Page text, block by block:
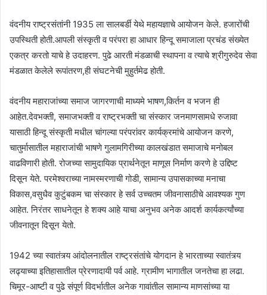
वंदनीय राष्ट्रसंतांनी 1935 ला सालबर्डी येथे महायज्ञाचे आयोजन केले. हजारोंची
उपस्थिती होती.आपली संस्कृती व परंपरा हा आधार हिन्दू समाजाला प्रचंड संख्येत
एकत्र करतो याचे हे उदाहरण. पुढे आरती मंडळाची स्थापना व त्याचे श्रीगुरुदेव सेवा
मंडळात केलेले रूपांतरण,ही संघटनेची मुहुर्तमेढ होती.
वंदनीय महाराजांच्या समाज जागरणाची माध्यमे भाषण,किर्तन व भजन ही
आहेत.देवभक्ती, समाजभक्ती व राष्ट्रभक्ती चा संस्कार जनमाणसामधे रुजावा
यासाठी हिन्दू संस्कृती मधील चांगल्या परंपरांवर कार्यक्रमांचे आयोजन करणे,
चातुर्मासातील महाराजांची भाषणे गुलामगिरीच्या कालखंडात समाजाचे मनोबल
वाढविणारी होती. रोजच्या सामुदायिक प्रार्थनेतून माणूस निर्माण करणे हे उद्दिष्ट
दिसून येते. परमेश्वराच्या नामस्मरणाची गोडी, सामान्य उपासकाच्या मनाचा
विकास,वसुधैव कुटुंबकम चा संस्कार हे सर्व उच्चतम जीवनासाठीचे आवश्यक गुण
आहेत. निरंतर साधनेतून हे शक्य आहे याचा अनुभव अनेक आदर्श कार्यकर्त्यांच्या
जीवनातून दिसून येतो.
1942 च्या स्वातंत्र्य आंदोलनातील राष्ट्रसंतांचे योगदान हे भारताच्या स्वातंत्र्य
लढ्याच्या इतिहासातील प्रेरणादायी पर्व आहे. ग्रामीण भागातील जनतेचा हा लढा.
चिमूर-आष्टी व पुढे संपूर्ण विदर्भातील अनेक गावांतील सामान्य माणसांच्या या